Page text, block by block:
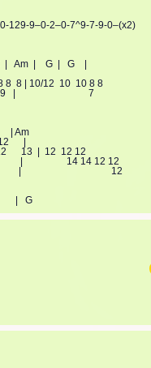
129-9–0-2–0-7^9-7-9-0–(x2)
Am  |    G  |   G    |
8  8 | 10/12  10  10 8 8
|                              7
| Am
|
13  |  12  12 12
|                  14 14 12 12
|                                     12
|   G